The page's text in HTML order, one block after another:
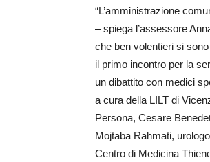
“L’amministrazione
– spiega l’assessore
che ben volentieri si
il primo incontro per la
un dibattito con medici
a cura della LILT di
Persona, Cesare
Mojtaba Rahmati,
Centro di Medicina